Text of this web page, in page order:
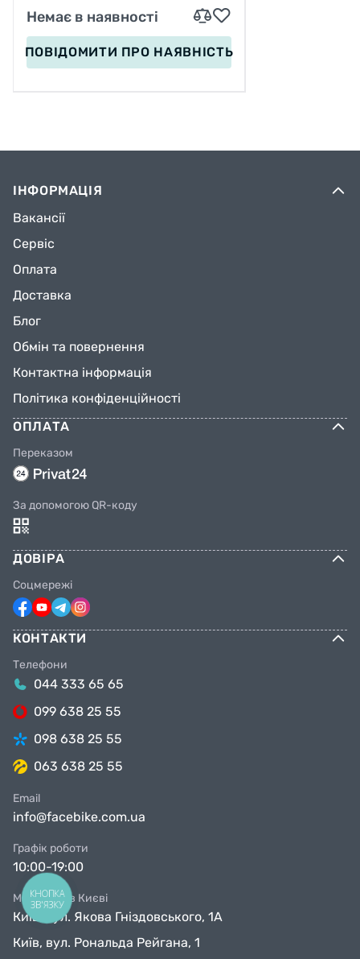
Немає в наявності
ПОВІДОМИТИ ПРО НАЯВНІСТЬ
ІНФОРМАЦІЯ
Вакансії
Сервіс
Оплата
Доставка
Блог
Обмін та повернення
Контактна інформація
Політика конфіденційності
ОПЛАТА
Переказом
За допомогою QR-коду
ДОВІРА
Соцмережі
КОНТАКТИ
Телефони
044 333 65 65
099 638 25 55
098 638 25 55
063 638 25 55
Email
info@facebike.com.ua
Графік роботи
10:00-19:00
Магазини в Києві
Київ, вул. Якова Гніздовського, 1А
Київ, вул. Рональда Рейгана, 1
КНОПКА
ЗВ'ЯЗКУ